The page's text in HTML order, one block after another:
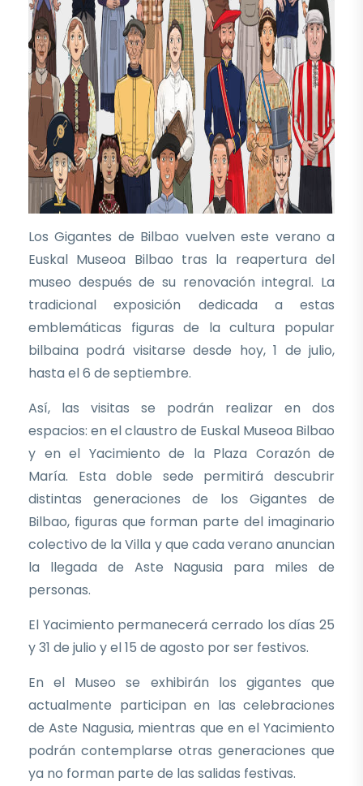
Los Gigantes de Bilbao vuelven este verano a
Euskal Museoa Bilbao tras la reapertura del
museo después de su renovación integral. La
tradicional exposición dedicada a estas
emblemáticas figuras de la cultura popular
bilbaina podrá visitarse desde hoy, 1 de julio,
hasta el 6 de septiembre.
Así, las visitas se podrán realizar en dos
espacios: en el claustro de Euskal Museoa Bilbao
y en el Yacimiento de la Plaza Corazón de
María. Esta doble sede permitirá descubrir
distintas generaciones de los Gigantes de
Bilbao, figuras que forman parte del imaginario
colectivo de la Villa y que cada verano anuncian
la llegada de Aste Nagusia para miles de
personas.
El Yacimiento permanecerá cerrado los días 25
y 31 de julio y el 15 de agosto por ser festivos.
En el Museo se exhibirán los gigantes que
actualmente participan en las celebraciones
de Aste Nagusia, mientras que en el Yacimiento
podrán contemplarse otras generaciones que
ya no forman parte de las salidas festivas.